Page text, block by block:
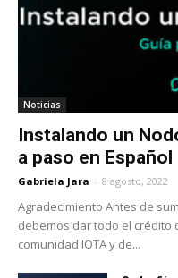
Noticias
Instalando un
a paso en Español
Gabriela Jara - 8 agosto, 2022
Agradecimiento Antes de
debemos dar todo el crédito
comunidad IOTA y de...